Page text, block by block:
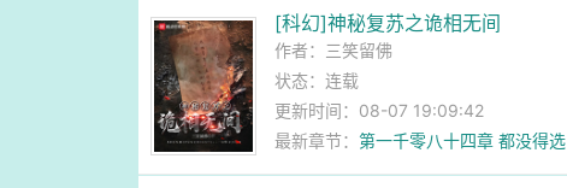
[科幻]神秘复苏之诡相无间
作者： 三笑留佛
状态：连载
更新时间：08-07 19:09:42
最新章节：第一千零八十四章 都没得选